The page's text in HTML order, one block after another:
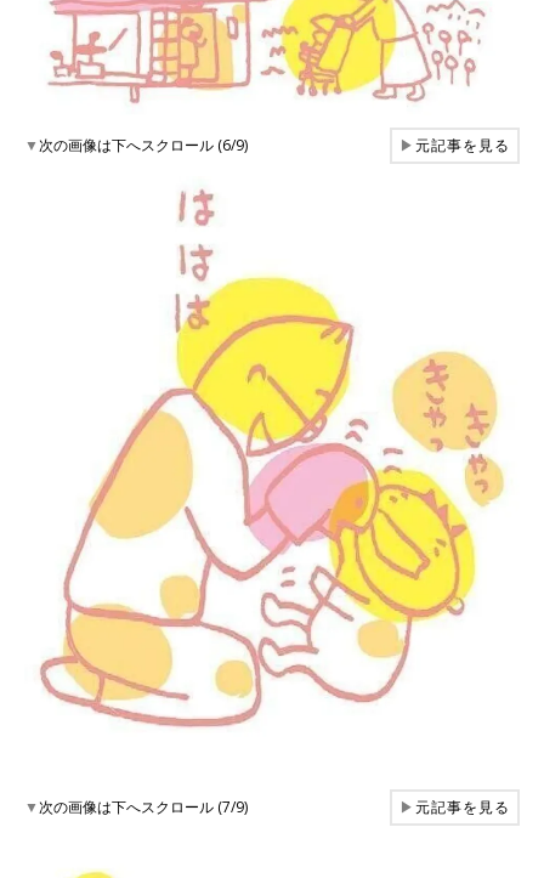
▼次の画像は下へスクロール (6/9) ▶元記事を見る
▼次の画像は下へスクロール (7/9) ▶元記事を見る